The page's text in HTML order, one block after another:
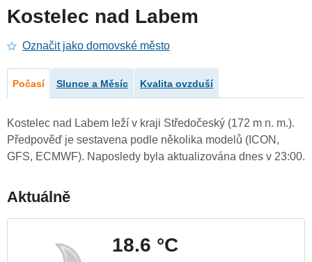
Kostelec nad Labem
Označit jako domovské město
Počasí Slunce a Měsíc Kvalita ovzduší
Kostelec nad Labem leží v kraji Středočeský (172 m n. m.).
Předpověď je sestavena podle několika modelů (ICON,
GFS, ECMWF). Naposledy byla aktualizována dnes v 23:00.
Aktuálně
18.6 °C